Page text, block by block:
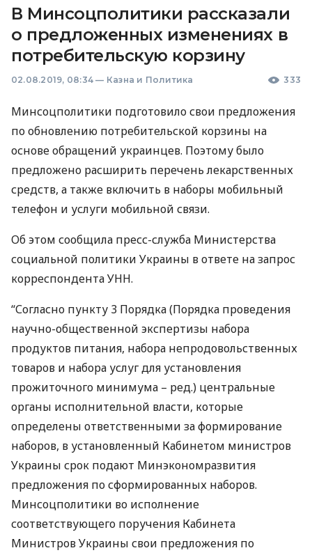
В Минсоцполитики рассказали
о предложенных изменениях в
потребительскую корзину
02.08.2019, 08:34 — Казна и Политика 333
Минсоцполитики подготовило свои предложения
по обновлению потребительской корзины на
основе обращений украинцев. Поэтому было
предложено расширить перечень лекарственных
средств, а также включить в наборы мобильный
телефон и услуги мобильной связи.
Об этом сообщила пресс-служба Министерства
социальной политики Украины в ответе на запрос
корреспондентаУНН.
“Согласно пункту 3 Порядка (Порядка проведения
научно-общественной экспертизы набора
продуктов питания, набора непродовольственных
товаров и набора услуг для установления
прожиточного минимума – ред.) центральные
органы исполнительной власти, которые
определены ответственными за формирование
наборов, в установленный Кабинетом министров
Украины срок подают Минэкономразвития
предложения по сформированных наборов.
Минсоцполитики во исполнение
соответствующего поручения Кабинета
Министров Украины свои предложения по